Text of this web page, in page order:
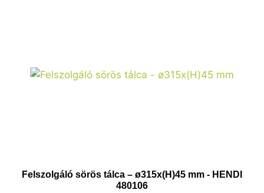
Felszolgáló sörös tálca – ø315x(H)45 mm - HENDI
480106